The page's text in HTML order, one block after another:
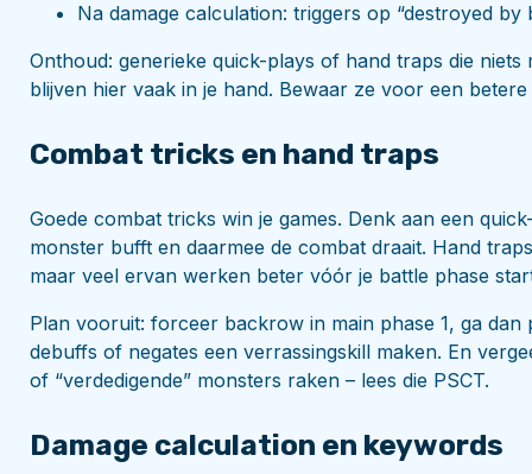
Na damage calculation: triggers op “destroyed
Onthoud: generieke quick-plays of hand traps die
blijven hier vaak in je hand. Bewaar ze voor een
Combat tricks en hand traps
Goede combat tricks win je games. Denk aan een
monster bufft en daarmee de combat draait. Hand
maar veel ervan werken beter vóór je battle phase
Plan vooruit: forceer backrow in main phase 1, ga
debuffs of negates een verrassingskill maken. En
of “verdedigende” monsters raken – lees die PSCT.
Damage calculation en keywords